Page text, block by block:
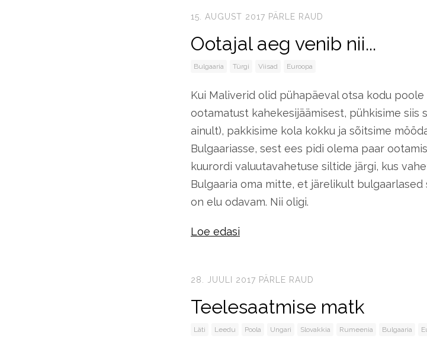
15. AUGUST 2017 PÄRLE RAUD
Ootajal aeg venib nii...
Bulgaaria Türgi Viisad Euroopa
Kui Maliverid olid pühapäeval otsa kodu
ootamatust kahekesijäämisest, pühkisime siis
ainult), pakkisime kola kokku ja sõitsime
Bulgaariasse, sest ees pidi olema paar
kuurordi valuutavahetuse siltide järgi, kus
Bulgaaria oma mitte, et järelikult
on elu odavam. Nii oligi.
Loe edasi
28. JUULI 2017 PÄRLE RAUD
Teelesaatmise matk
Läti Leedu Poola Ungari Slovakkia Rumeenia Bulgaaria